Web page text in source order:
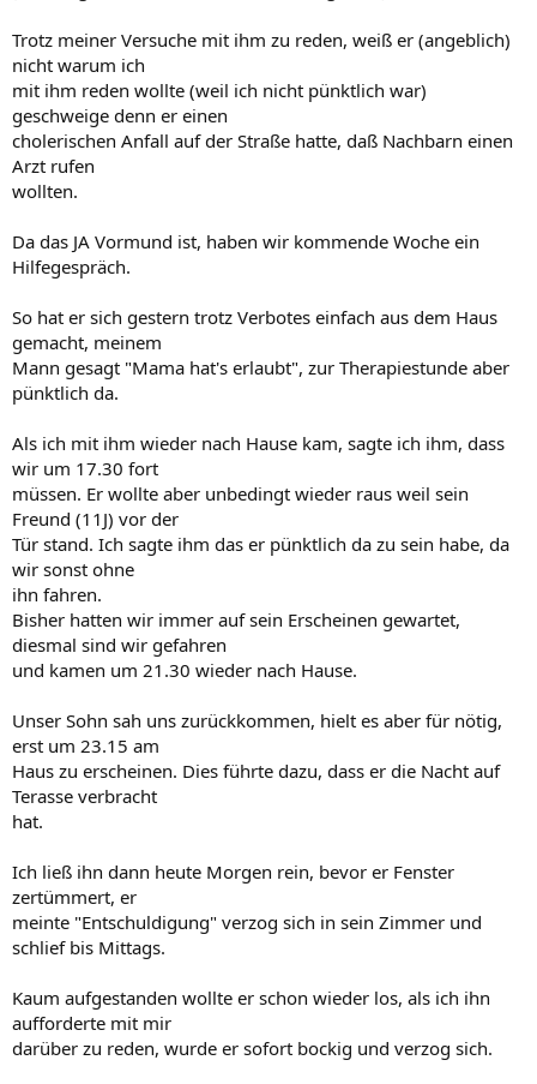
Trotz meiner Versuche mit ihm zu reden, weiß er (angeblich)
nicht warum ich
mit ihm reden wollte (weil ich nicht pünktlich war)
geschweige denn er einen
cholerischen Anfall auf der Straße hatte, daß Nachbarn einen
Arzt rufen
wollten.
Da das JA Vormund ist, haben wir kommende Woche ein
Hilfegespräch.
So hat er sich gestern trotz Verbotes einfach aus dem Haus
gemacht, meinem
Mann gesagt "Mama hat's erlaubt", zur Therapiestunde aber
pünktlich da.
Als ich mit ihm wieder nach Hause kam, sagte ich ihm, dass
wir um 17.30 fort
müssen. Er wollte aber unbedingt wieder raus weil sein
Freund (11J) vor der
Tür stand. Ich sagte ihm das er pünktlich da zu sein habe, da
wir sonst ohne
ihn fahren.
Bisher hatten wir immer auf sein Erscheinen gewartet,
diesmal sind wir gefahren
und kamen um 21.30 wieder nach Hause.
Unser Sohn sah uns zurückkommen, hielt es aber für nötig,
erst um 23.15 am
Haus zu erscheinen. Dies führte dazu, dass er die Nacht auf
Terasse verbracht
hat.
Ich ließ ihn dann heute Morgen rein, bevor er Fenster
zertümmert, er
meinte "Entschuldigung" verzog sich in sein Zimmer und
schlief bis Mittags.
Kaum aufgestanden wollte er schon wieder los, als ich ihn
aufforderte mit mir
darüber zu reden, wurde er sofort bockig und verzog sich.